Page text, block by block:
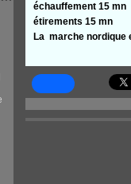
échauffement 15 mn
étirements 15 mn
La marche nordique